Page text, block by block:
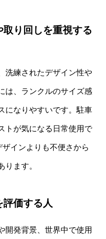
り回しを重視する
洗練されたデザイン性や
は、ランクルのサイズ感
になりやすいです。駐車
トが気になる日常使用で
ザインよりも不便さから
ります。
価する人
開発背景、世界中で使用